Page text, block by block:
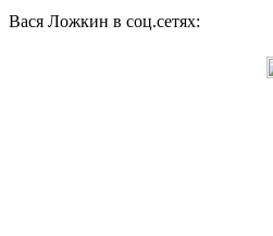
Вася Ложкин в соц.сетях: